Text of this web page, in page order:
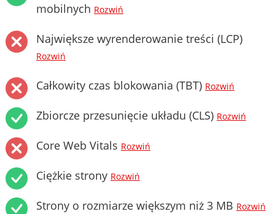
mobilnych Rozwiń
Największe wyrenderowanie treści (LCP)
Rozwiń
Całkowity czas blokowania (TBT) Rozwiń
Zbiorcze przesunięcie układu (CLS) Rozwiń
Core Web Vitals Rozwiń
Ciężkie strony Rozwiń
Strony o rozmiarze większym niż 3 MB Rozwiń